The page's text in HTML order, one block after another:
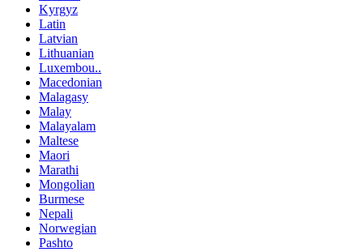
Kyrgyz
Latin
Latvian
Lithuanian
Luxembou..
Macedonian
Malagasy
Malay
Malayalam
Maltese
Maori
Marathi
Mongolian
Burmese
Nepali
Norwegian
Pashto